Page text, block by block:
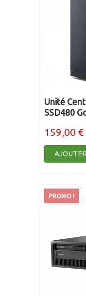
Unité
SSD480
159,00 €
PROMO !